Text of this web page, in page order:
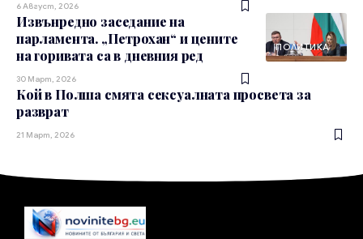
6 Август, 2026
ПОЛИТИКА
Извънредно заседание на
парламента. „Петрохан“ и цените
на горивата са в дневния ред
30 Март, 2026
Кой в Полша смята сексуалната просвета за
разврат
21 Март, 2026